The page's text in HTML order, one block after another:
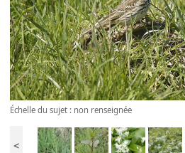
Échelle du sujet : non renseignée
<